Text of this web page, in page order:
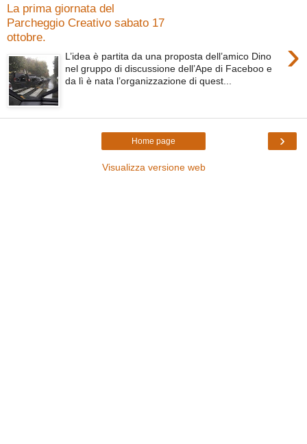
La prima giornata del
Parcheggio Creativo sabato 17
ottobre.
›
L’idea è partita da una proposta dell’amico Dino
nel gruppo di discussione dell’Ape di Faceboo e
da lì è nata l’organizzazione di quest...
›
Home page
Visualizza versione web